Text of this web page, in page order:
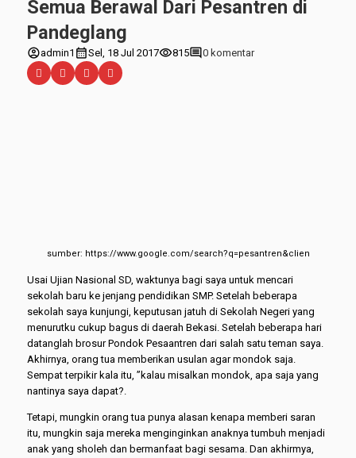
Semua Berawal Dari Pesantren di
Pandeglang
account_circleadmin1 calendar_monthSel, 18 Jul 2017visibility815comment0 komentar
sumber: https://www.google.com/search?q=pesantren&clien
Usai Ujian Nasional SD, waktunya bagi saya untuk mencari
sekolah baru ke jenjang pendidikan SMP. Setelah beberapa
sekolah saya kunjungi, keputusan jatuh di Sekolah Negeri yang
menurutku cukup bagus di daerah Bekasi. Setelah beberapa hari
datanglah brosur Pondok Pesaantren dari salah satu teman saya.
Akhirnya, orang tua memberikan usulan agar mondok saja.
Sempat terpikir kala itu, ”kalau misalkan mondok, apa saja yang
nantinya saya dapat?.
Tetapi, mungkin orang tua punya alasan kenapa memberi saran
itu, mungkin saja mereka menginginkan anaknya tumbuh menjadi
anak yang sholeh dan bermanfaat bagi sesama. Dan akhirmya,